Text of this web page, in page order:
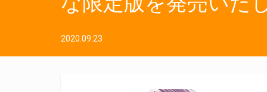
2020.09.23